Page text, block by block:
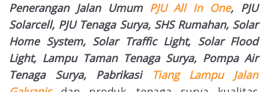
Penerangan Jalan Umum PJU All In One, PJU
Solarcell, PJU Tenaga Surya, SHS Rumahan, Solar
Home System, Solar Traffic Light, Solar Flood
Light, Lampu Taman Tenaga Surya, Pompa Air
Tenaga Surya, Pabrikasi
Tiang Lampu Jalan